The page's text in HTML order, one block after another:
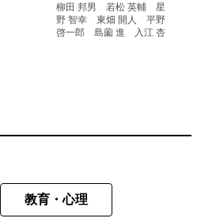
柳田 邦男 若松 英輔 星
野 智幸 東畑 開人 平野
啓一郎 島薗 進 入江 杏
教育・心理